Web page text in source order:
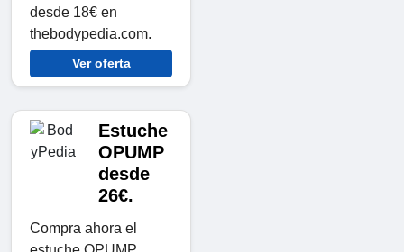
desde 18€ en
thebodypedia.com.
Ver oferta
Estuche
OPUMP
desde
26€.
Compra ahora el